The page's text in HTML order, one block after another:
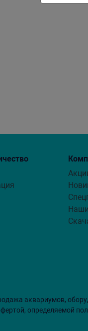
аквариумов,
определяемой